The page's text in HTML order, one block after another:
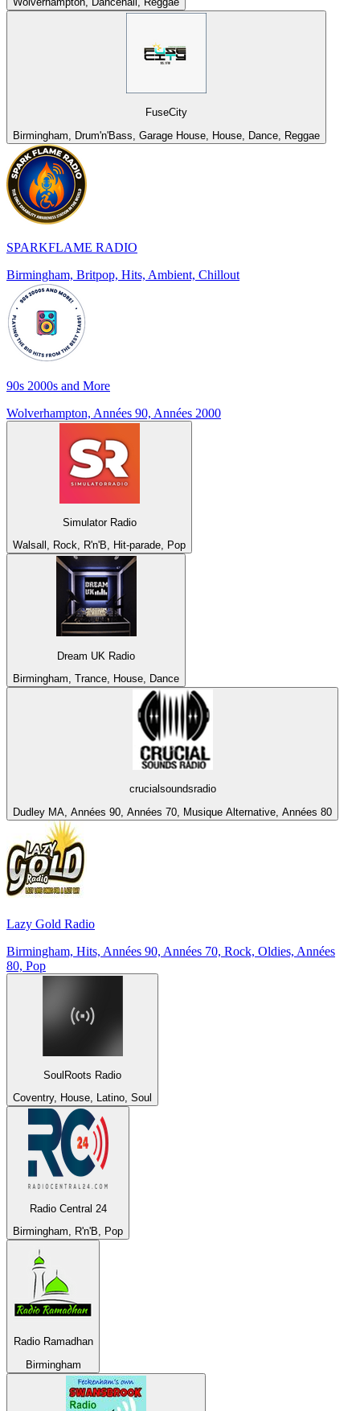
FuseCity
Birmingham, Drum'n'Bass, Garage House, House, Dance, Reggae
SPARKFLAME RADIO
Birmingham, Britpop, Hits, Ambient, Chillout
90s 2000s and More
Wolverhampton, Années 90, Années 2000
Simulator Radio
Walsall, Rock, R'n'B, Hit-parade, Pop
Dream UK Radio
Birmingham, Trance, House, Dance
crucialsoundsradio
Dudley MA, Années 90, Années 70, Musique Alternative, Années 80
Lazy Gold Radio
Birmingham, Hits, Années 90, Années 70, Rock, Oldies, Années
80, Pop
SoulRoots Radio
Coventry, House, Latino, Soul
Radio Central 24
Birmingham, R'n'B, Pop
Radio Ramadhan
Birmingham